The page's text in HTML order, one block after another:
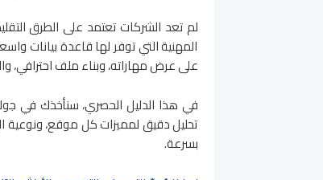
لم تعد الشركات تعتمد على الطرق
المهنية التي توفر لها قاعدة بيانات
على عرض مهاراته، وبناء ملف احترافي،
في هذا الدليل الحصري، سنأخذك في
تحليل دقيق لمميزات كل موقع، ونوعية
بسرعة.